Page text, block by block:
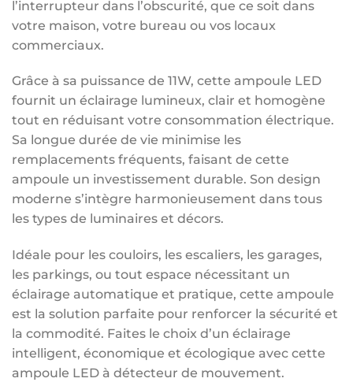
l’interrupteur dans l’obscurité, que ce soit dans
votre maison, votre bureau ou vos locaux
commerciaux.
Grâce à sa puissance de 11W, cette ampoule LED
fournit un éclairage lumineux, clair et homogène
tout en réduisant votre consommation électrique.
Sa longue durée de vie minimise les
remplacements fréquents, faisant de cette
ampoule un investissement durable. Son design
moderne s’intègre harmonieusement dans tous
les types de luminaires et décors.
Idéale pour les couloirs, les escaliers, les garages,
les parkings, ou tout espace nécessitant un
éclairage automatique et pratique, cette ampoule
est la solution parfaite pour renforcer la sécurité et
la commodité. Faites le choix d’un éclairage
intelligent, économique et écologique avec cette
ampoule LED à détecteur de mouvement.